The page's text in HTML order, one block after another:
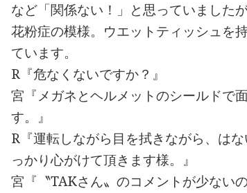
など「関係ない！」と思っていました
花粉症の模様。ウエットティッシュを
ています。
R『危なくないですか？』
宮『メガネとヘルメットのシールドで
す。』
R『運転しながら目を拭きながら、は
っかり心がけて頂きます様。』
宮『〝TAKさん〟のコメントが少ない